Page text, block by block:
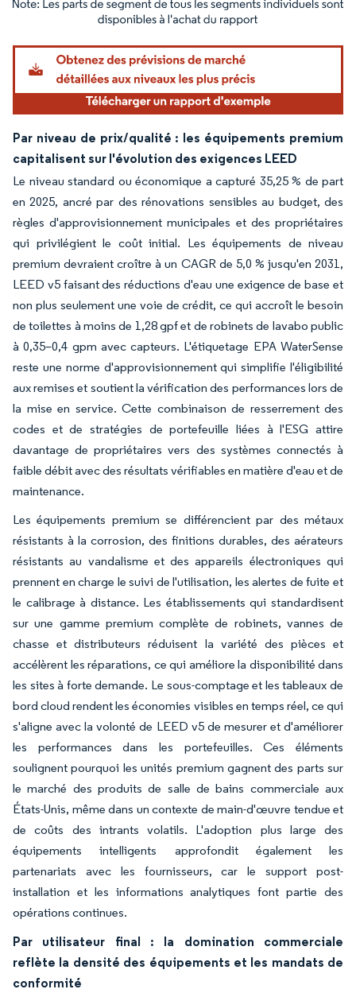
Image © Mordor Intelligence. La réutilisation nécessite une attribution sous CC BY
Par niveau de prix/qualité : les équipements premium
capitalisent sur l'évolution des exigences LEED
Le niveau standard ou économique a capturé 35,25 % de part
en 2025, ancré par des rénovations sensibles au budget, des
règles d'approvisionnement municipales et des propriétaires
qui privilégient le coût initial. Les équipements de niveau
premium devraient croître à un CAGR de 5,0 % jusqu'en 2031,
LEED v5 faisant des réductions d'eau une exigence de base et
non plus seulement une voie de crédit, ce qui accroît le besoin
de toilettes à moins de 1,28 gpf et de robinets de lavabo public
à 0,35–0,4 gpm avec capteurs. L'étiquetage EPA WaterSense
reste une norme d'approvisionnement qui simplifie l'éligibilité
aux remises et soutient la vérification des performances lors de
la mise en service. Cette combinaison de resserrement des
codes et de stratégies de portefeuille liées à l'ESG attire
davantage de propriétaires vers des systèmes connectés à
faible débit avec des résultats vérifiables en matière d'eau et de
maintenance.
Les équipements premium se différencient par des métaux
résistants à la corrosion, des finitions durables, des aérateurs
résistants au vandalisme et des appareils électroniques qui
prennent en charge le suivi de l'utilisation, les alertes de fuite et
le calibrage à distance. Les établissements qui standardisent
sur une gamme premium complète de robinets, vannes de
chasse et distributeurs réduisent la variété des pièces et
accélèrent les réparations, ce qui améliore la disponibilité dans
les sites à forte demande. Le sous-comptage et les tableaux de
bord cloud rendent les économies visibles en temps réel, ce qui
s'aligne avec la volonté de LEED v5 de mesurer et d'améliorer
les performances dans les portefeuilles. Ces éléments
soulignent pourquoi les unités premium gagnent des parts sur
le marché des produits de salle de bains commerciale aux
États-Unis, même dans un contexte de main-d'œuvre tendue et
de coûts des intrants volatils. L'adoption plus large des
équipements intelligents approfondit également les
partenariats avec les fournisseurs, car le support post-
installation et les informations analytiques font partie des
opérations continues.
Par utilisateur final : la domination commerciale
reflète la densité des équipements et les mandats de
conformité